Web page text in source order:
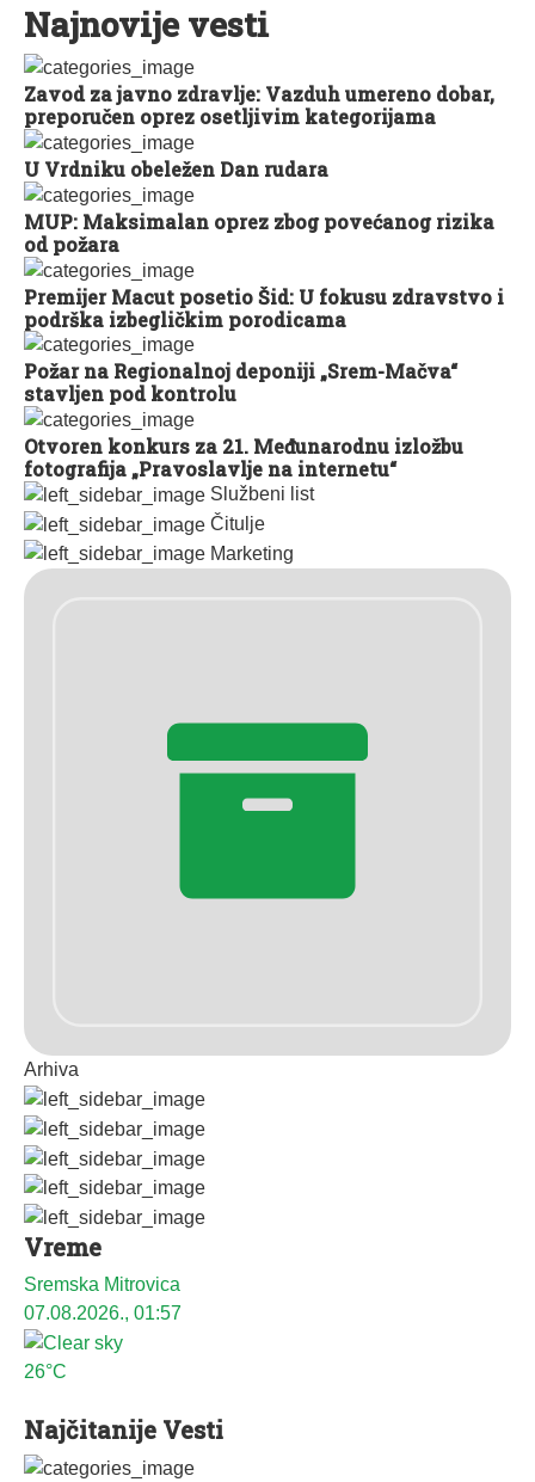
Službeni list
Čitulje
Marketing
Arhiva
Vreme
Sremska Mitrovica
07.08.2026., 01:57
26°C
Najnovije vesti
Zavod za javno zdravlje: Vazduh umereno dobar,
preporučen oprez osetljivim kategorijama
U Vrdniku obeležen Dan rudara
MUP: Maksimalan oprez zbog povećanog rizika
od požara
Premijer Macut posetio Šid: U fokusu zdravstvo i
podrška izbegličkim porodicama
Požar na Regionalnoj deponiji „Srem-Mačva“
stavljen pod kontrolu
Otvoren konkurs za 21. Međunarodnu izložbu
fotografija „Pravoslavlje na internetu“
Najčitanije Vesti